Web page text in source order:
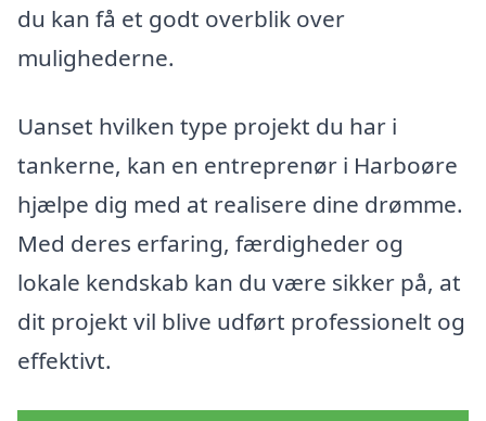
du kan få et godt overblik over
mulighederne.
Uanset hvilken type projekt du har i
tankerne, kan en entreprenør i Harboøre
hjælpe dig med at realisere dine drømme.
Med deres erfaring, færdigheder og
lokale kendskab kan du være sikker på, at
dit projekt vil blive udført professionelt og
effektivt.